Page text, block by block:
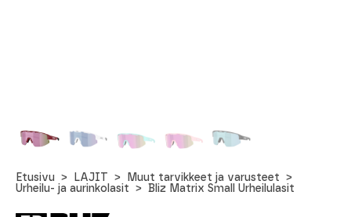
Etusivu LAJIT
Muut tarvikkeet ja varusteet
Urheilu- ja aurinkolasit
Bliz Matrix Small Urheilulasit